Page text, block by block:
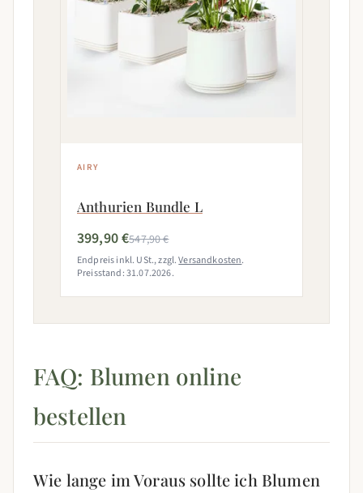
AIRY
Anthurien Bundle L
399,90 €547,90 €
Endpreis inkl. USt., zzgl.Versandkosten.
Preisstand: 31.07.2026.
FAQ: Blumen online
bestellen
Wie lange im Voraus sollte ich Blumen